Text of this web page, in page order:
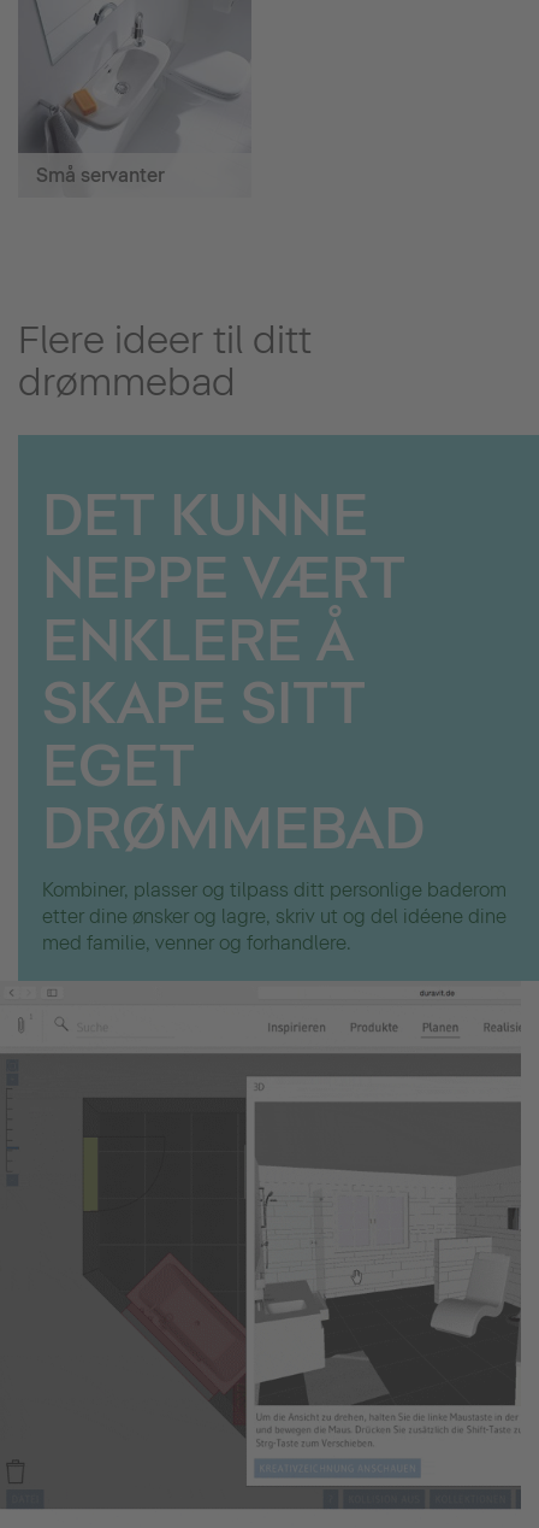
Små servanter
Flere ideer til ditt
drømmebad
DET KUNNE
NEPPE VÆRT
ENKLERE Å
SKAPE SITT
EGET
DRØMMEBAD
Kombiner, plasser og tilpass ditt personlige baderom
etter dine ønsker og lagre, skriv ut og del idéene dine
med familie, venner og forhandlere.